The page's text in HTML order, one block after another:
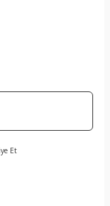
Et